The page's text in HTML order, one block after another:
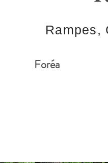
Rampes,
Foréa